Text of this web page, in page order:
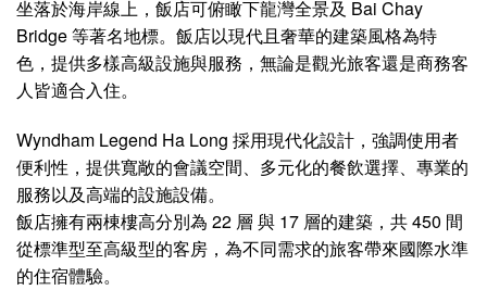
坐落於海岸線上，飯店可俯瞰下龍灣全景及 Bai Chay
Bridge 等著名地標。飯店以現代且奢華的建築風格為特
色，提供多樣高級設施與服務，無論是觀光旅客還是商務客
人皆適合入住。
Wyndham Legend Ha Long 採用現代化設計，強調使用者
便利性，提供寬敞的會議空間、多元化的餐飲選擇、專業的
服務以及高端的設施設備。
飯店擁有兩棟樓高分別為 22 層 與 17 層的建築，共 450 間
從標準型至高級型的客房，為不同需求的旅客帶來國際水準
的住宿體驗。